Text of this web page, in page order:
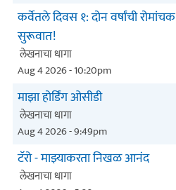
कर्वेतले दिवस १: दोन वर्षांची रोमांचक
सुरूवात!
लेखनाचा धागा
Aug 4 2026 - 10:20pm
माझा होर्डिंग ओसीडी
लेखनाचा धागा
Aug 4 2026 - 9:49pm
टॅरो - माझ्याकरता निखळ आनंद
लेखनाचा धागा